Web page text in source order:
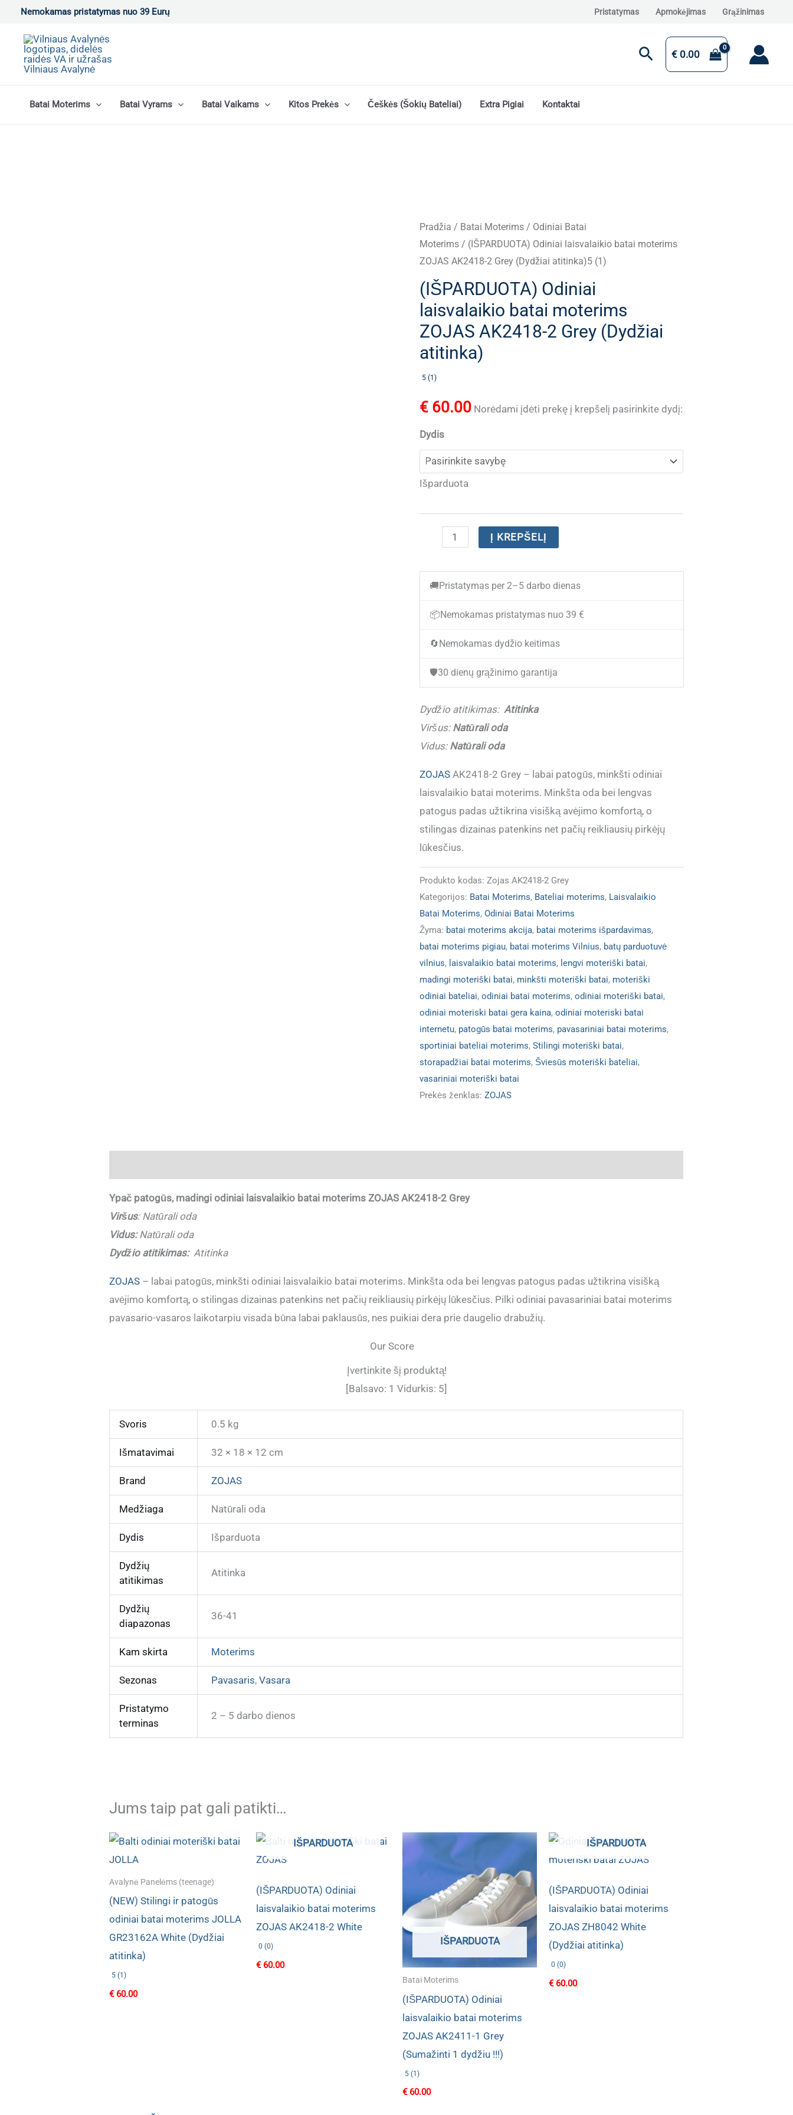
Pereiti
turinio
Nemokamas pristatymas nuo 39 Eurų Pristatymas Apmokėjimas Grąžinimas
Paieška
€0.00
Batai Moterims Batai Vyrams Batai Vaikams Kitos Prekės Češkės (šokių Bateliai) Extra Pigiai Kontaktai
Pradžia / Batai Moterims/ Odiniai Batai
Moterims/ (IŠPARDUOTA) Odiniai laisvalaikio batai moterims
ZOJAS AK2418-2 Grey (Dydžiai atitinka)5 (1)
(IŠPARDUOTA) Odiniai
laisvalaikio batai moterims
ZOJAS AK2418-2 Grey (Dydžiai
atitinka)
5 (1)
€60.00 Norėdami įdėti prekę į krepšelį pasirinkite dydį:
Dydis
Išparduota
produkto
(IŠPARDUOTA)
Odiniai
laisvalaikio
moterims
Grey
Į KREPŠELĮ
🚚Pristatymas per 2–5 darbo dienas
📦Nemokamas pristatymas nuo 39 €
🔄Nemokamas dydžio keitimas
🛡️30 dienų grąžinimo garantija
Dydžio atitikimas: Atitinka
Viršus: Natūrali oda
Vidus: Natūrali oda
ZOJASAK2418-2 Grey – labai patogūs, minkšti odiniai
laisvalaikio batai moterims. Minkšta oda bei lengvas
patogus padas užtikrina visišką avėjimo komfortą, o
stilingas dizainas patenkins net pačių reikliausių pirkėjų
lūkesčius.
Produkto kodas: Zojas AK2418-2 Grey
Kategorijos: Batai Moterims, Bateliai moterims, Laisvalaikio
Batai Moterims, Odiniai Batai Moterims
Žyma: batai moterims akcija, batai moterims išpardavimas,
batai moterims pigiau, batai moterims Vilnius, batų parduotuvė
vilnius, laisvalaikio batai moterims, lengvi moteriški batai,
madingi moteriški batai, minkšti moteriški batai, moteriški
odiniai bateliai, odiniai batai moterims, odiniai moteriški batai,
odiniai moteriski batai gera kaina, odiniai moteriski batai
internetu, patogūs batai moterims, pavasariniai batai moterims,
sportiniai bateliai moterims, Stilingi moteriški batai,
storapadžiai batai moterims, Šviesūs moteriški bateliai,
vasariniai moteriški batai
Prekės ženklas: ZOJAS
Ypač patogūs, madingi odiniai laisvalaikio batai moterimsZOJAS AK2418-2 Grey
Viršus: Natūrali oda
Vidus:Natūrali oda
Dydžio atitikimas:Atitinka
ZOJAS – labai patogūs, minkšti odiniai laisvalaikio batai moterims. Minkšta oda bei lengvas patogus padas užtikrina visišką
avėjimo komfortą, o stilingas dizainas patenkins net pačių reikliausių pirkėjų lūkesčius. Pilki odiniai pavasariniai batai moterims
pavasario-vasaros laikotarpiu visada būna labai paklausūs, nes puikiai dera prie daugelio drabužių.
Our Score
Įvertinkite šį produktą!
[Balsavo: 1 Vidurkis: 5]
Svoris 0.5 kg
Išmatavimai 32 × 18 × 12 cm
Brand ZOJAS
Medžiaga Natūrali oda
Dydis Išparduota
Dydžių
atitikimas
Atitinka
Dydžių
diapazonas
36-41
Kam skirta Moterims
Sezonas Pavasaris,Vasara
Pristatymo
terminas
2 – 5 darbo dienos
Jums taip pat gali patikti…
Avalynė Panelėms (teenage)
(NEW) Stilingi ir patogūs
odiniai batai moterims JOLLA
GR23162A White (Dydžiai
atitinka)
5 (1)
€60.00
IŠPARDUOTA
(IŠPARDUOTA) Odiniai
laisvalaikio batai moterims
ZOJAS AK2418-2 White
0 (0)
€60.00
IŠPARDUOTA
Batai Moterims
(IŠPARDUOTA) Odiniai
laisvalaikio batai moterims
ZOJAS AK2411-1 Grey
(Sumažinti 1 dydžiu !!!)
5 (1)
€60.00
IŠPARDUOTA
(IŠPARDUOTA) Odiniai
laisvalaikio batai moterims
ZOJAS ZH8042 White
(Dydžiai atitinka)
0 (0)
€60.00